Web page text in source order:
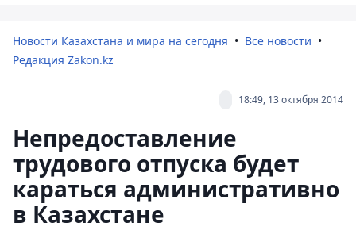
Новости Казахстана и мира на сегодня
Все новости
Редакция Zakon.kz
18:49, 13 октября 2014
Непредоставление
трудового отпуска будет
караться административно
в Казахстане